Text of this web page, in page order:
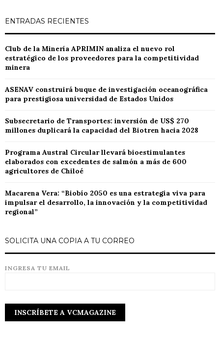
ENTRADAS RECIENTES
Club de la Minería APRIMIN analiza el nuevo rol
estratégico de los proveedores para la competitividad
minera
ASENAV construirá buque de investigación oceanográfica
para prestigiosa universidad de Estados Unidos
Subsecretario de Transportes: inversión de US$ 270
millones duplicará la capacidad del Biotren hacia 2028
Programa Austral Circular llevará bioestimulantes
elaborados con excedentes de salmón a más de 600
agricultores de Chiloé
Macarena Vera: “Biobío 2050 es una estrategia viva para
impulsar el desarrollo, la innovación y la competitividad
regional”
SOLICITA UNA COPIA A TU CORREO
INGRESA TU EMAIL